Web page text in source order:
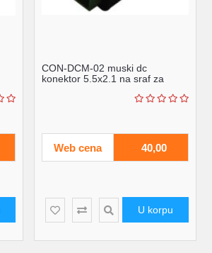
CON-DCM-02 muski dc
konektor 5.5x2.1 na sraf za
Web cena 40,00
U korpu